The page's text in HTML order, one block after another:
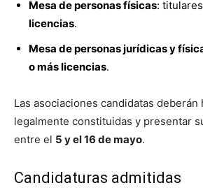
Mesa de personas físicas:
licencias.
Mesa de personas jurídicas y
o más licencias.
Las asociaciones candidatas deberán
legalmente constituidas y presentar
entre el 5 y el 16 de mayo.
Candidaturas admitidas